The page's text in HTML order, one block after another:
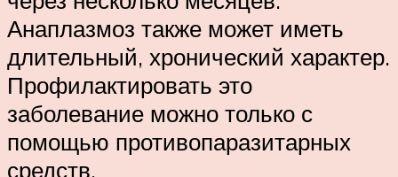
Анаплазмоз также может иметь
длительный, хронический характер.
Профилактировать это
заболевание можно только с
помощью противопаразитарных
средств.